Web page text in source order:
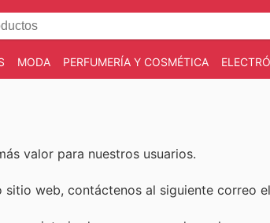
MODA PERFUMERÍA Y COSMÉTICA
valor para nuestros usuarios.
sitio web, contáctenos al siguiente correo